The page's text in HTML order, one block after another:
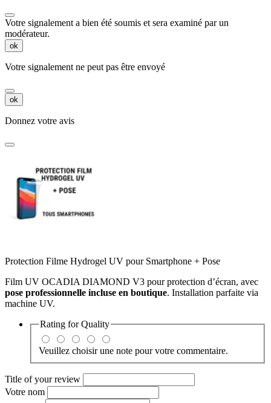
Votre signalement a bien été soumis et sera examiné par un
modérateur.
ok
Votre signalement ne peut pas être envoyé
ok
Donnez votre avis
Protection Filme Hydrogel UV pour Smartphone + Pose
pose professionnelle incluse en boutique. Installation parfaite via
machine UV.
Rating forQuality
Veuillez choisir une note pour votre commentaire.
Title of your review
Votre nom